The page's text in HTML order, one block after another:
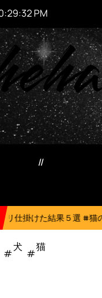
:29:33PM
#猫のいる暮らし #cat
犬 猫